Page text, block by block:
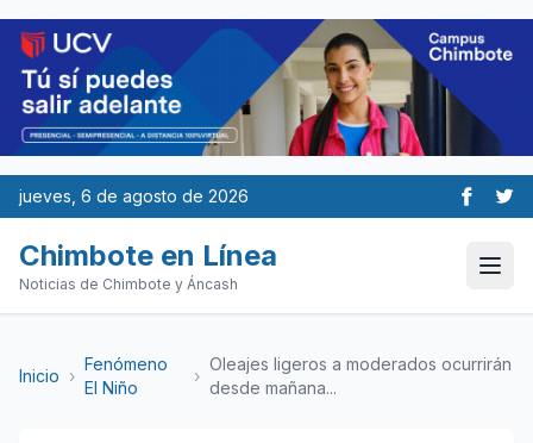
jueves, 6 de agosto de 2026
Chimbote en Línea
Noticias de Chimbote y Áncash
Inicio ›
Fenómeno
El Niño
›
Oleajes ligeros a moderados ocurrirán
desde mañana...